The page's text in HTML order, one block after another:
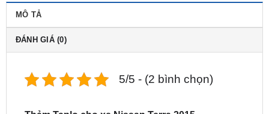
ĐÁNH GIÁ (0)
Thảm Taplo cho xe Nissan Terra 2015-